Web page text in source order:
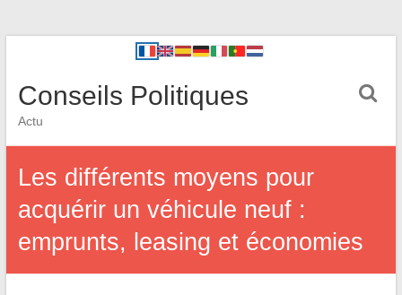
Conseils Politiques
Actu
Les différents moyens pour
acquérir un véhicule neuf :
emprunts, leasing et économies